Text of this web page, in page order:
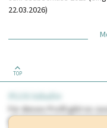
22.03.2026)
TOP
PLUS Inhalte
Für dieses Profil gibt es
Sie momentan nicht